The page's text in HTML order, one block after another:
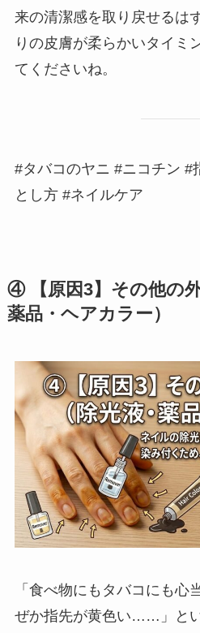
来の清潔感を取り戻せるは
りの皮膚が柔らかいタイミ
てくださいね。
#タバコのヤニ #ニコチン #
とし方 #ネイルケア
④ 【原因3】その他の
薬品・ヘアカラー）
「食べ物にもタバコにも心
ぜか指先が黄色い……」と